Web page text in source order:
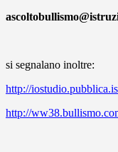
si segnalano inoltre:
http://
http://